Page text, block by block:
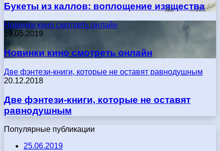
Букеты из каллов: воплощение изящества
Новинки кино смотреть онлайн
19.05.2019
Новинки кино смотреть онлайн
Две фэнтези-книги, которые не оставят равнодушным
20.12.2018
Две фэнтези-книги, которые не оставят
равнодушным
Популярные публикации
25.06.2019